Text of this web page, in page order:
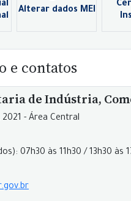
Alterar dados MEI
e contatos
de Indústria,
- Área Central
07h30 às 11h30 / 13h30 às